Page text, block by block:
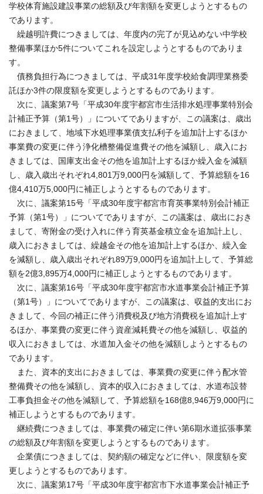
学校体育施設建設事業の総額及び年割額を変更しようとするもの
であります。
繰越明許費につきましては、年度内の完了が見込めない中学校
整備事業ほか5件についてこれを設定しようとするものでありま
す。
債務負担行為につきましては、平成31年度学校給食調理業務委
託ほか3件の限度額を変更しようとするものであります。
次に、議案第7号「平成30年度宇都宮市生活排水処理事業特別会
計補正予算（第1号）」についてでありますが、この議案は、歳出
におきまして、地域下水処理事業債支払利子を追加計上するほか
事業費の変更に伴う浄化槽整備促進費その他を減額し、歳入にお
きましては、国庫支出金その他を追加計上するほか繰入金を減額
し、歳入歳出それぞれ4,801万9,000円を減額して、予算総額を16
億4,410万5,000円に補正しようとするものであります。
次に、議案第15号「平成30年度宇都宮市育英事業特別会計補正
予算（第1号）」についてでありますが、この議案は、歳出におき
まして、寄附金の受け入れに伴う育英基金積立金を追加計上し、
歳入におきましては、繰越金その他を追加計上するほか、繰入金
を減額し、歳入歳出それぞれ89万9,000円を追加計上して、予算総
額を2億3,895万4,000円に補正しようとするものであります。
次に、議案第16号「平成30年度宇都宮市水道事業会計補正予算
（第1号）」についてでありますが、この議案は、収益的支出にお
きまして、今回の補正に伴う消費税及び地方消費税を追加計上す
るほか、事業費の変更に伴う資産減耗費その他を減額し、収益的
収入におきましては、水道加入金その他を減額しようとするもの
であります。
また、資本的支出におきましては、事業費の変更に伴う配水管
整備費その他を減額し、資本的収入におきましては、水道布設替
工事負担金その他を減額して、予算総額を168億8,946万9,000円に
補正しようとするものであります。
継続費につきましては、事業費の確定に伴い第6期水道拡張事業
の総額及び年割額を変更しようとするものであります。
企業債につきましては、契約額の確定などに伴い、限度額を変
更しようとするものであります。
次に、議案第17号「平成30年度宇都宮市下水道事業会計補正予